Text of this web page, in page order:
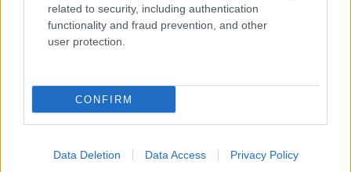
related to security, including authentication
functionality and fraud prevention, and other
user protection.
CONFIRM
Data Deletion Data Access Privacy Policy
της Ζωής μας